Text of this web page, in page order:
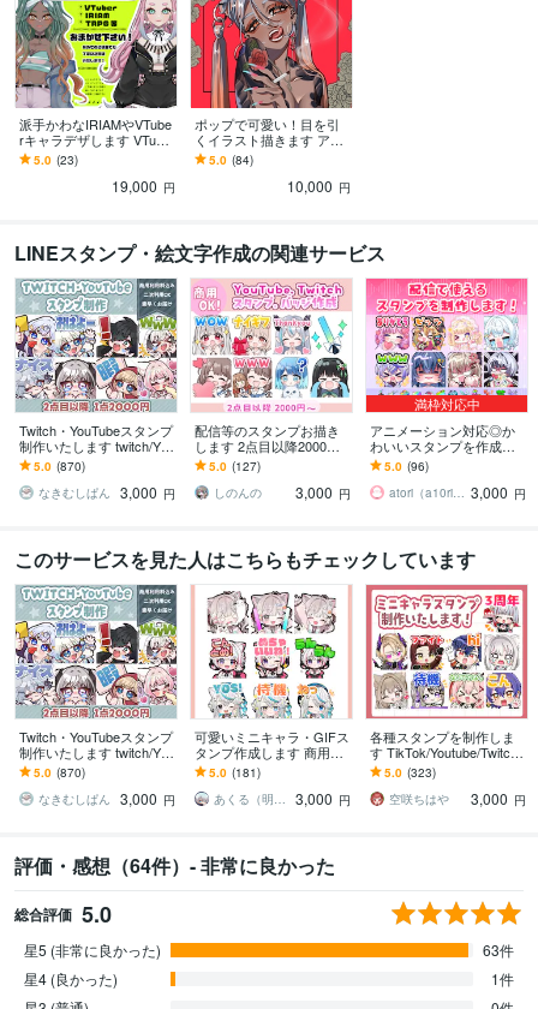
派手かわなIRIAMやVTube
rキャラデザします VTube
r、IRIAM、TRPG、キャ
ラデザお任せ下さい！
5.0 (23)
19,000 円
ポップで可愛い！目を引
くイラスト描きます アイ
コン、1枚絵、MV絵や歌
ってみた動画等なんでも
5.0 (84)
10,000 円
LINEスタンプ・絵文字作成の関連サービス
Twitch・YouTubeスタンプ
制作いたします twitch/You
Tube/tiktok配信用スタンプ
制作
5.0 (870)
なきむしぱん
3,000 円
配信等のスタンプお描き
します 2点目以降2000
円。GIFアニメーションス
タンプも！
5.0 (127)
しのんの
3,000 円
満枠対応中
アニメーション対応◎か
わいいスタンプを作成し
ます 企業実績多数有！Yo
uTube・Twitch・TikTok☆
5.0 (96)
atori（a10ri_p） 3,000 円
このサービスを見た人はこちらもチェックしています
Twitch・YouTubeスタンプ
制作いたします twitch/You
Tube/tiktok配信用スタンプ
制作
5.0 (870)
なきむしぱん
3,000 円
可愛いミニキャラ・GIFス
タンプ作成します 商用込
み！Twitch,Youtube,LINE
用など＊
5.0 (181)
あくる（明来）※来年納品分︰受付中
3,000 円
各種スタンプを制作しま
す TikTok/Youtube/Twitch
など各種対応中！
5.0 (323)
空咲ちはや
3,000 円
評価・感想（64件）- 非常に良かった
総合評価 5.0
星5 (非常に良かった)
63件
星4 (良かった)
1件